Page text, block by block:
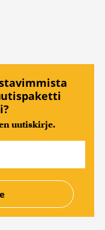
uutiskirje.